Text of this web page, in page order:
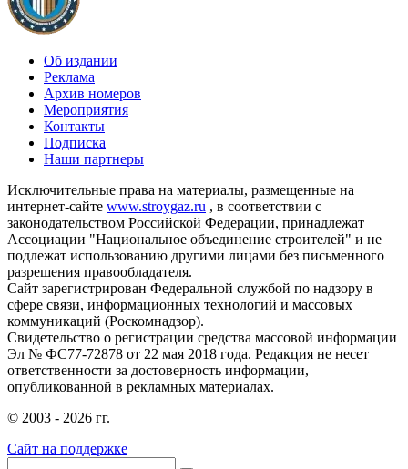
Об издании
Реклама
Архив номеров
Мероприятия
Контакты
Подписка
Наши партнеры
Исключительные права на материалы, размещенные на
интернет-сайте www.stroygaz.ru , в соответствии с
законодательством Российской Федерации, принадлежат
Ассоциации "Национальное объединение строителей" и не
подлежат использованию другими лицами без письменного
разрешения правообладателя.
Сайт зарегистрирован Федеральной службой по надзору в
сфере связи, информационных технологий и массовых
коммуникаций (Роскомнадзор).
Свидетельство о регистрации средства массовой информации
Эл № ФС77-72878 от 22 мая 2018 года. Редакция не несет
ответственности за достоверность информации,
опубликованной в рекламных материалах.
© 2003 - 2026 гг.
Сайт на поддержке